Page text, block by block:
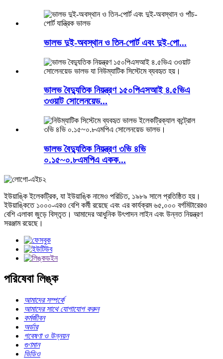
ভালভ দুই-অবস্থান ও তিন-পোর্ট এবং দুই-পো...
ভালভ বৈদ্যুতিক নিয়ন্ত্রণ ১৫০পিএসআই ৪.৫ভিএ
৩ওয়াট সোলেনয়েড...
ভালভ বৈদ্যুতিক নিয়ন্ত্রণ ৩ভি ৪ভি
০.১৫~০.৮এমপিএ একক...
ইউয়াঙ্কি ইলেকট্রিক, যা ইউয়াঙ্কি নামেও পরিচিত, ১৯৮৯ সালে প্রতিষ্ঠিত হয়।
ইউয়াঙ্কিতে ১০০০-এরও বেশি কর্মী রয়েছে এবং এর কার্যক্রম ৬৫,০০০ বর্গমিটারেরও
বেশি এলাকা জুড়ে বিস্তৃত। আমাদের আধুনিক উৎপাদন লাইন এবং উন্নত নিয়ন্ত্রণ
সরঞ্জাম রয়েছে।
পরিষেবা লিঙ্ক
আমাদের সম্পর্কে
আমাদের সাথে যোগাযোগ করুন
কর্মজীবন
অর্ডার
গবেষণা ও উন্নয়ন
গুণমান
ভিডিও